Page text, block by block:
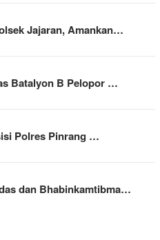
Jajaran, Amankan…
Batalyon B Pelopor …
Polres Pinrang …
dan Bhabinkamtibma…